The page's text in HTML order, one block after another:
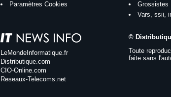
Paramètres Cookies
Grossistes
Vars, ssii,
LeMondeInformatique.fr
Distributique.com
CIO-Online.com
Reseaux-Telecoms.net
©
Toute
faite sans